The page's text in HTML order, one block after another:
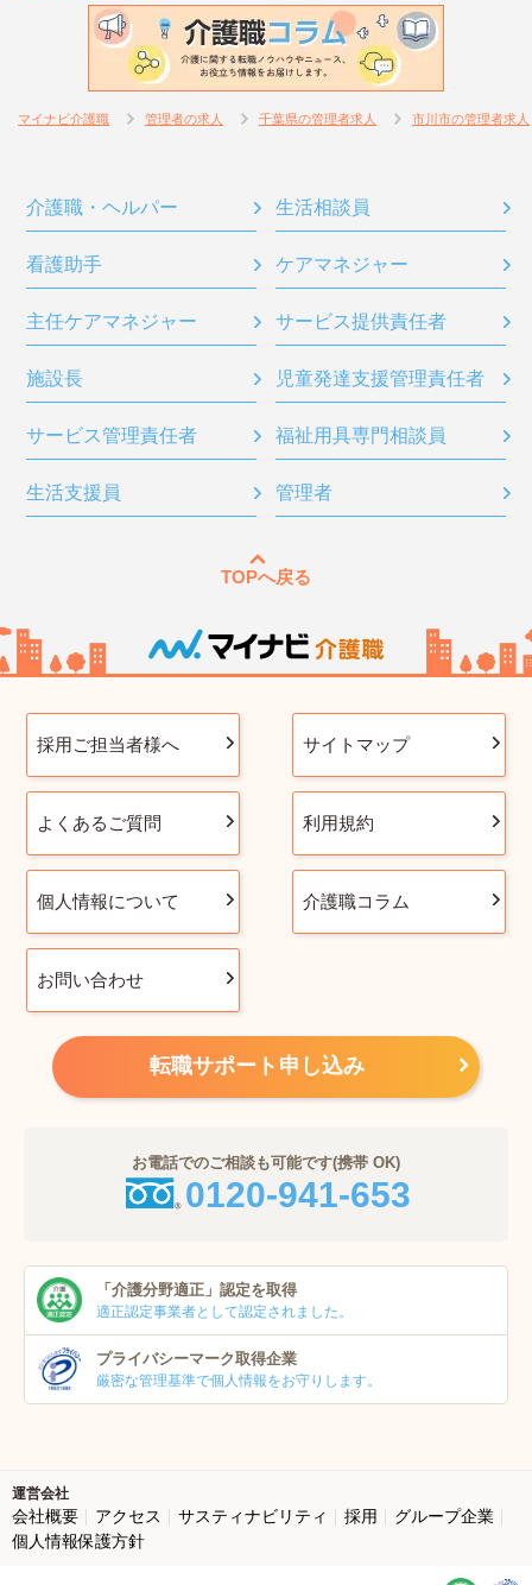
マイナビ介護職 管理者の求人 千葉県の管理者求人 市川市の管理者求人
介護職・ヘルパー 生活相談員
看護助手 ケアマネジャー
主任ケアマネジャー サービス提供責任者
施設長 児童発達支援管理責任者
サービス管理責任者 福祉用具専門相談員
生活支援員 管理者
TOPへ戻る
採用ご担当者様へ サイトマップ
よくあるご質問 利用規約
個人情報について 介護職コラム
お問い合わせ
転職サポート申し込み
お電話でのご相談も可能です(携帯 OK)
0120-941-653
「介護分野適正」 認定を取得
適正認定事業者として認定されました。
プライバシーマーク取得企業
厳密な管理基準で個人情報をお守りします。
運営会社
会社概要 アクセス サスティナビリティ 採用
グループ企業
個人情報保護方針